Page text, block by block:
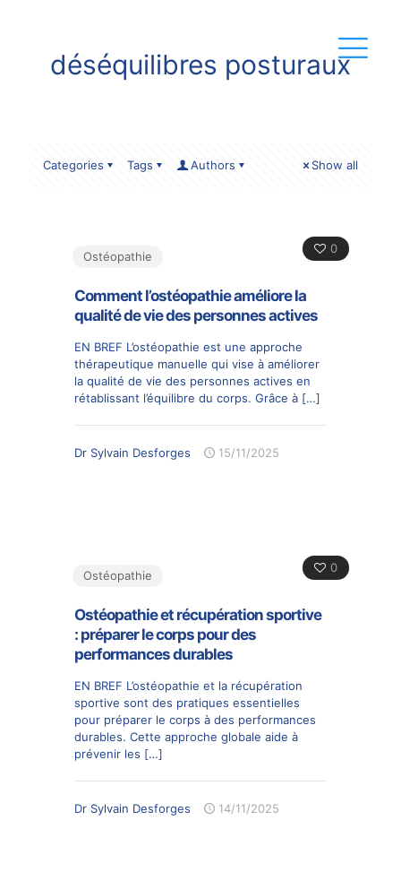
déséquilibres posturaux
Categories Tags Authors Show all
0
Ostéopathie
Comment l’ostéopathie améliore la
qualité de vie des personnes actives
EN BREF L’ostéopathie est une approche
thérapeutique manuelle qui vise à améliorer
la qualité de vie des personnes actives en
rétablissant l’équilibre du corps. Grâce à […]
Dr Sylvain Desforges 15/11/2025
0
Ostéopathie
Ostéopathie et récupération sportive
: préparer le corps pour des
performances durables
EN BREF L’ostéopathie et la récupération
sportive sont des pratiques essentielles
pour préparer le corps à des performances
durables. Cette approche globale aide à
prévenir les […]
Dr Sylvain Desforges 14/11/2025